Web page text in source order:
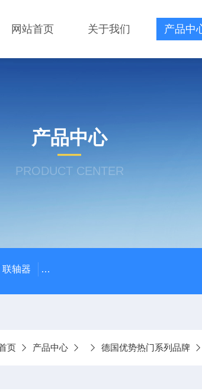
网站首页 关于我们 产品中
产品中心
PRODUCT CENTER
轴器 0184-45703-3-003原装劲价供
页 产品中心 德国优势热门系列品牌